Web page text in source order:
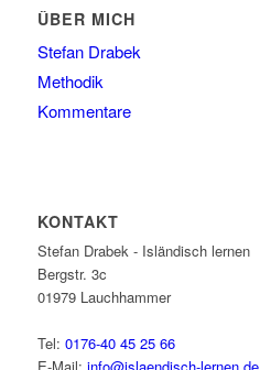
ÜBER MICH
Stefan Drabek
Methodik
Kommentare
KONTAKT
Stefan Drabek - Isländisch lernen
Bergstr. 3c
01979 Lauchhammer
Tel: 0176-40 45 25 66